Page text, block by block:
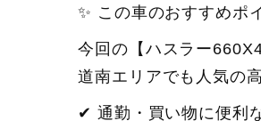
✨ この車のおすすめポ
今回の【ハスラー
道南エリアでも人気の
✔ 通勤・買い物に便利